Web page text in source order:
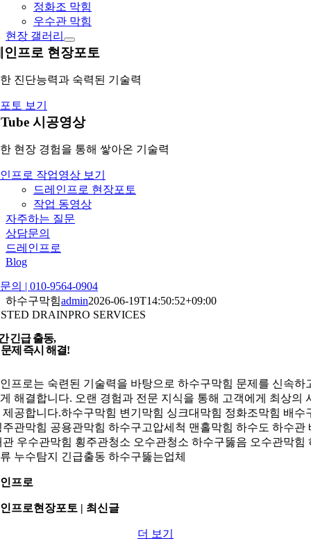
정화조 막힘
우수관 막힘
현장 갤러리
인프로 현장포토
진단능력과 숙력된 기술력
토 보기
시공영상
현장 경험을 통해 쌓아온 기술력
프로 작업영상 보기
드레인프로 현장포토
작업 동영상
자주하는 질문
상담문의
드레인프로
Blog
의 | 010-9564-0904
하수구막힘admin2026-06-19T14:50:52+09:00
DRAINPRO SERVICES
긴급 출동,
제 즉시 해결!
프로는 숙련된 기술력을 바탕으로 하수구막힘 문제를 신속하
해결합니다. 오랜 경험과 전문 지식을 통해 고객에게 최상의
제공합니다.하수구막힘 변기막힘 싱크대막힘 정화조막힘 배수
주관막힘 공용관막힘 하수구고압세척 맨홀막힘 하수도 하수관
관 우수관막힘 횡주관청소 오수관청소 하수구뚫음 오수관막힘
누수탐지 긴급출동 하수구뚫는업체
프로
프로현장포토 | 최신글
더 보기